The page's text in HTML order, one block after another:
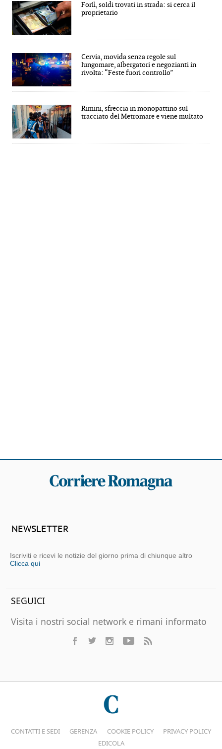
Forlì, soldi trovati in strada: si cerca il
proprietario
Cervia, movida senza regole sul
lungomare, albergatori e negozianti in
rivolta: “Feste fuori controllo”
Rimini, sfreccia in monopattino sul
tracciato del Metromare e viene multato
NEWSLETTER
Iscriviti e ricevi le notizie del giorno prima di chiunque altro
Clicca qui
SEGUICI
Visita i nostri social network e rimani informato
CONTATTI E SEDI GERENZA COOKIE POLICY
PRIVACY POLICY
EDICOLA